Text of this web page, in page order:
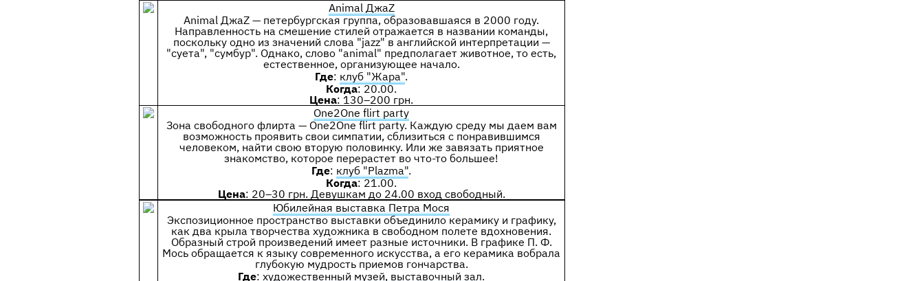
Animal ДжаZ
Animal ДжаZ — петербургская группа, образовавшаяся в 2000 году.
Направленность на смешение стилей отражается в названии команды,
поскольку одно из значений слова "jazz" в английской интерпретации —
"суета", "сумбур". Однако, слово "animal" предполагает животное, то есть,
естественное, организующее начало.
Где: клуб "Жара".
Когда: 20.00.
Цена: 130–200 грн.
One2One flirt party
Зона свободного флирта — One2One flirt party. Каждую среду мы даем вам
возможность проявить свои симпатии, сблизиться с понравившимся
человеком, найти свою вторую половинку. Или же завязать приятное
знакомство, которое перерастет во что-то большее!
Где: клуб "Plazma".
Когда: 21.00.
Цена: 20–30 грн. Девушкам до 24.00 вход свободный.
Юбилейная выставка Петра Мося
Экспозиционное пространство выставки объединило керамику и графику,
как два крыла творчества художника в свободном полете вдохновения.
Образный строй произведений имеет разные источники. В графике П. Ф.
Мось обращается к языку современного искусства, а его керамика вобрала
глубокую мудрость приемов гончарства.
Где: художественный музей, выставочный зал.